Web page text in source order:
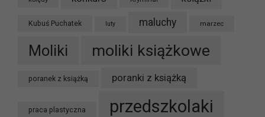
Kubuś Puchatek luty maluchy marzec
Moliki moliki książkowe
poranek z książką poranki z książką
praca plastyczna przedszkolaki